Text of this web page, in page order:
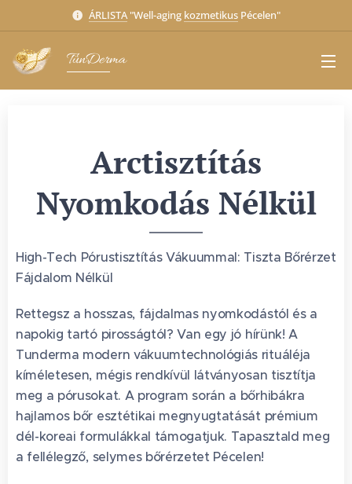
ÁRLISTA "Well-aging kozmetikus Pécelen"
TünDerma
Arctisztítás
Nyomkodás Nélkül
High-Tech Pórustisztítás Vákuummal: Tiszta Bőrérzet
Fájdalom Nélkül
Rettegsz a hosszas, fájdalmas nyomkodástól és a
napokig tartó pirosságtól? Van egy jó hírünk! A
Tunderma modern vákuumtechnológiás rituáléja
kíméletesen, mégis rendkívül látványosan tisztítja
meg a pórusokat. A program során a bőrhibákra
hajlamos bőr esztétikai megnyugtatását prémium
dél-koreai formulákkal támogatjuk. Tapasztald meg
a fellélegző, selymes bőrérzetet Pécelen!